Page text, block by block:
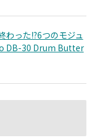
わった!?6つのモジュ
DB-30 Drum Butter